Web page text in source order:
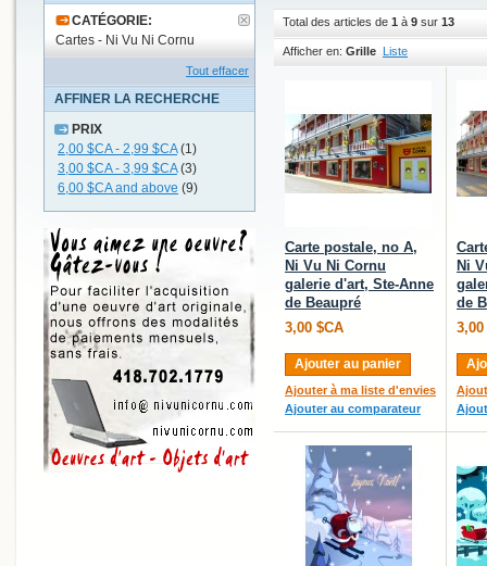
Total des articles de 1 à 9 sur 13
Afficher en: Grille Liste
Carte postale, no A,
Ni Vu Ni Cornu
galerie d'art, Ste-Anne
de Beaupré
3,00 $CA
Ajouter au panier
Ajouter à ma liste d'envies
Ajouter au comparateur
Ni
de
3,00
CATÉGORIE:
Cartes - Ni Vu Ni Cornu
Tout effacer
AFFINER LA RECHERCHE
PRIX
2,00 $CA- 2,99 $CA(1)
3,00 $CA- 3,99 $CA(3)
6,00 $CAand above (9)